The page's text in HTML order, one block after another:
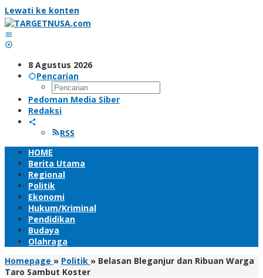
Lewati ke konten
8 Agustus 2026
Pencarian
Pedoman Media Siber
Redaksi
RSS
HOME
Berita Utama
Regional
Politik
Ekonomi
Hukum/Kriminal
Pendidikan
Budaya
Olahraga
Homepage » Politik » Belasan Bleganjur dan Ribuan Warga
Taro Sambut Koster